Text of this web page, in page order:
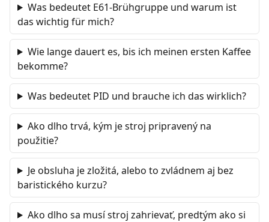
Was bedeutet E61-Brühgruppe und warum ist
das wichtig für mich?
Wie lange dauert es, bis ich meinen ersten Kaffee
bekomme?
Was bedeutet PID und brauche ich das wirklich?
Ako dlho trvá, kým je stroj pripravený na
použitie?
Je obsluha je zložitá, alebo to zvládnem aj bez
baristického kurzu?
Ako dlho sa musí stroj zahrievať, predtým ako si